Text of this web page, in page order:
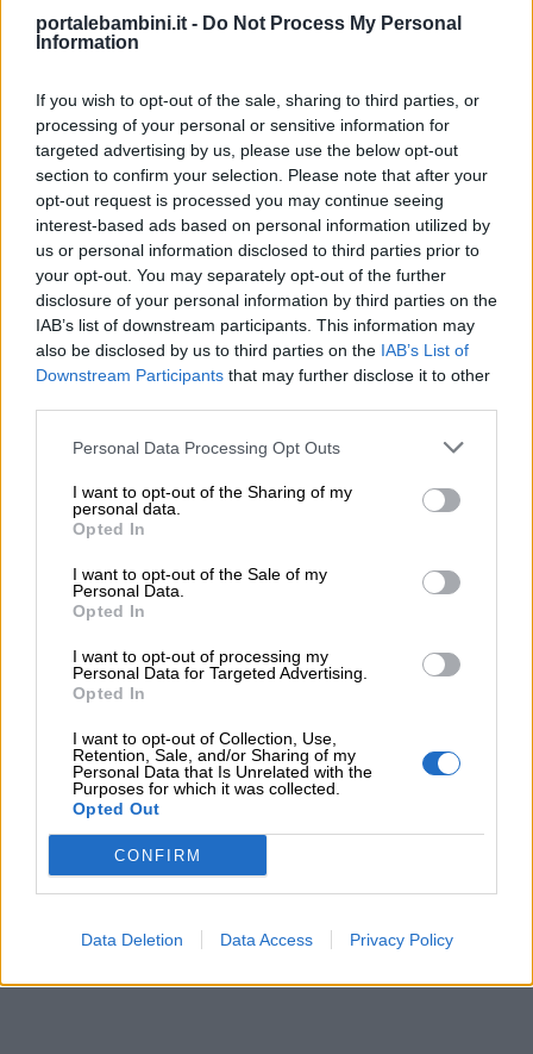
portalebambini.it - Do Not Process My Personal
Information
If you wish to opt-out of the sale, sharing to third parties, or
processing of your personal or sensitive information for
targeted advertising by us, please use the below opt-out
section to confirm your selection. Please note that after your
opt-out request is processed you may continue seeing
interest-based ads based on personal information utilized by
us or personal information disclosed to third parties prior to
your opt-out. You may separately opt-out of the further
disclosure of your personal information by third parties on the
IAB’s list of downstream participants. This information may
also be disclosed by us to third parties on the IAB’s List of
Downstream Participants that may further disclose it to other
Personal Data Processing Opt Outs
I want to opt-out of the Sharing of my
personal data.
Opted In
I want to opt-out of the Sale of my
Personal Data.
Opted In
I want to opt-out of processing my
Personal Data for Targeted Advertising.
Opted In
I want to opt-out of Collection, Use,
Retention, Sale, and/or Sharing of my
Personal Data that Is Unrelated with the
Purposes for which it was collected.
Opted Out
CONFIRM
Data Deletion Data Access Privacy Policy
da provare, a casa o in classe.
“Impronte rupestri”: le pitture rupestri sono la
forma più antica di arte realizzata dall’uomo e
sopravvissuta fino ai giorni nostri. Qui trovate
un approfondimento e il lab dedicato:
rupestre/